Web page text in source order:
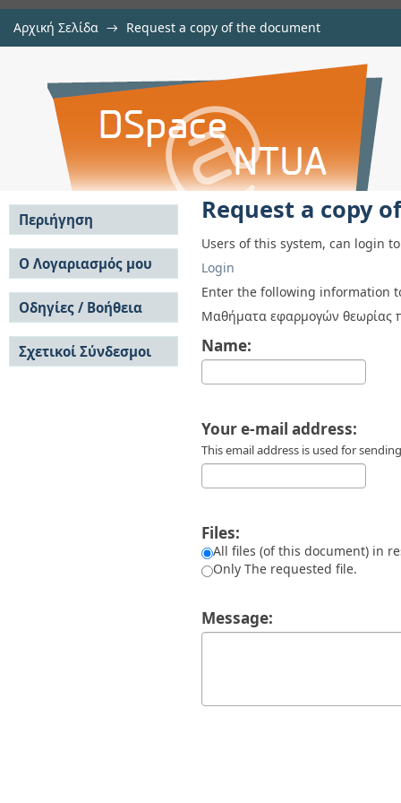
Αρχική Σελίδα → Request a copy of the document
Request a copy of the document
Request a copy
Users of this system, can login
Login
Enter the following information
Μαθήματα εφαρμογών θεωρίας
Name:
Your e-mail address:
This email address is used for
Files:
All files (of this document) in
Only The requested file.
Message:
Περιήγηση
Σε όλο το DSpace
Κοινότητες & Συλλογές
Ανά Ημερομηνία
Έκδοσης
Συγγραφείς
Τίτλοι
Θέματα
Ο Λογαριασμός μου
Σύνδεση
Εγγραφή
Οδηγίες / Βοήθεια
Οδηγίες Υποβολής
Οδηγίες Χρήσης ΙΑ
Συχνές Ερωτήσεις
Σχετικοί Σύνδεσμοι